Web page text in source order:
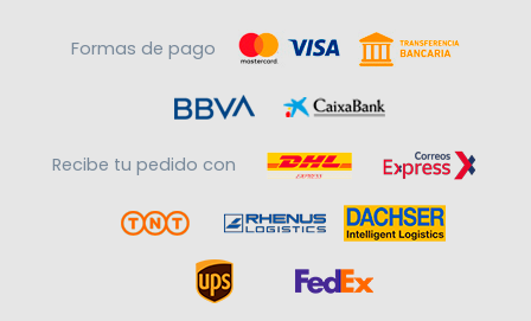
Formas de pago
Recibe tu pedido con